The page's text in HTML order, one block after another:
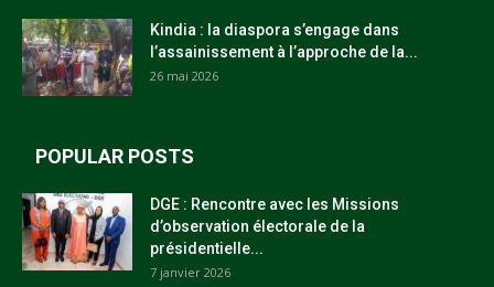
Kindia : la diaspora s’engage dans
l’assainissement à l’approche de la...
26 mai 2026
POPULAR POSTS
DGE : Rencontre avec les Missions
d’observation électorale de la
présidentielle...
7 janvier 2026